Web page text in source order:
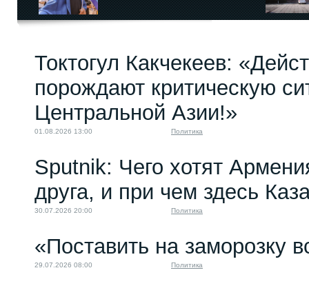
Токтогул Какчекеев:
порождают критическую
Центральной Азии!»
01.08.2026 13:00 Политика
Sputnik: Чего хотят
друга, и при чем здесь
30.07.2026 20:00 Политика
«Поставить на заморозку
29.07.2026 08:00 Политика